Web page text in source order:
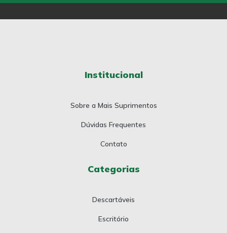
Institucional
Sobre a Mais Suprimentos
Dúvidas Frequentes
Contato
Categorias
Descartáveis
Escritório